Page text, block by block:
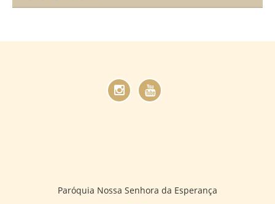
Paróquia Nossa Senhora da Esperança